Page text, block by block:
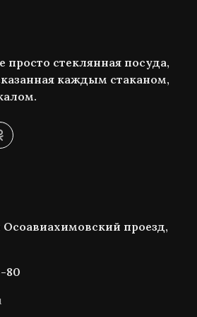
просто стеклянная посуда,
каждым стаканом,
проезд,
80